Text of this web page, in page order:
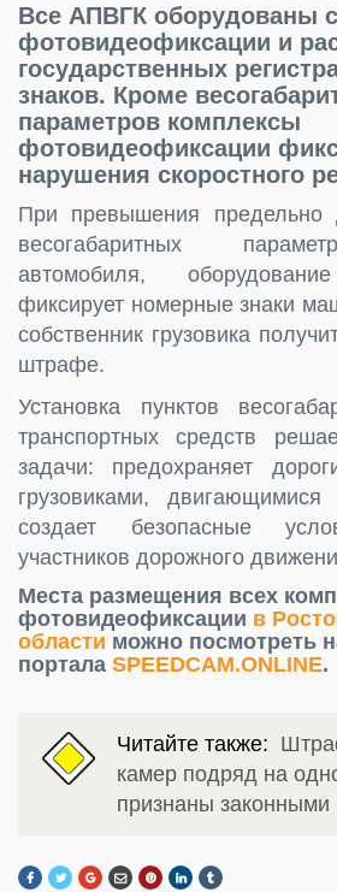
Все АПВГК оборудованы
фотовидеофиксации и
государственных
знаков. Кроме
параметров комплексы
фотовидеофиксации
нарушения скоростного
При превышения предельно
весогабаритных
автомобиля,
фиксирует номерные знаки
собственник грузовика
штрафе.
Установка пунктов
транспортных средств
задачи: предохраняет
грузовиками,
создает безопасные
участников дорожного
Места размещения всех
фотовидеофиксации в
области можно посмотреть
портала SPEEDCAM.ONLINE.
Читайте также:
камер подряд на
признаны законными